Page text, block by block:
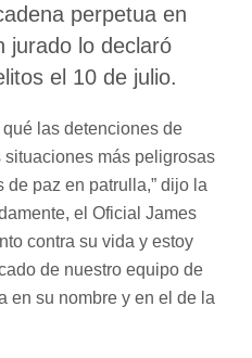
perpetua en
jurado lo declaró
el 10 de julio.
las detenciones de
más peligrosas
paz en patrulla,” dijo la
el Oficial James
contra su vida y estoy
de nuestro equipo de
en su nombre y en el de la